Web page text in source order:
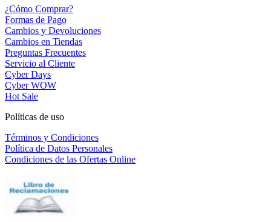
¿Cómo Comprar?
Formas de Pago
Cambios y Devoluciones
Cambios en Tiendas
Preguntas Frecuentes
Servicio al Cliente
Cyber Days
Cyber WOW
Hot Sale
Políticas de uso
Términos y Condiciones
Política de Datos Personales
Condiciones de las Ofertas Online